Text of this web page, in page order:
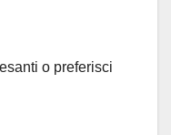
o preferisci